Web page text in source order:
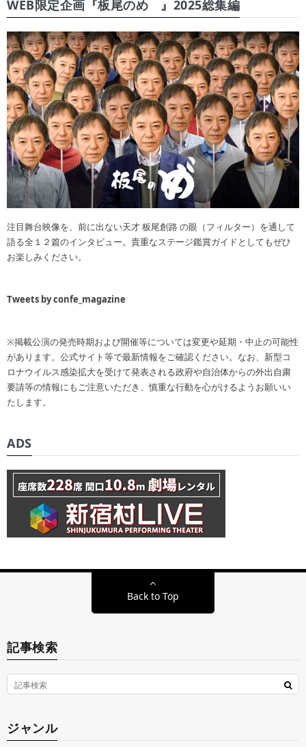
WEB限定企画『板尾のめ゙』2025総集編
注目舞台映像を、前に出ない天才 板尾創路 の眼（フィルター）を通して
語る全１２篇のインタビュー。貴重なステージ鑑賞ガイドとしてもぜひ
お楽しみください。
Tweets by confe_magazine
※掲載公演の発売時期および開催等については変更や延期・中止の可能性
があります。公式サイト等で最新情報をご確認ください。なお、新型コ
ロナウイルス感染拡大を受けて発表される政府や自治体からの外出自粛
要請等の情報にもご注意いただき、慎重な行動を心がけるようお願いい
たします。
ADS
Back to Top
記事検索
ジャンル